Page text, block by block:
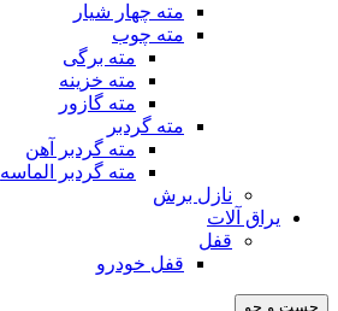
مته چهار شیار
مته چوب
مته برگی
مته خزینه
مته گازور
مته گردبر
مته گردبر آهن
مته گردبر الماسه
نازل برش
یراق آلات
قفل
قفل خودرو
جست و جو